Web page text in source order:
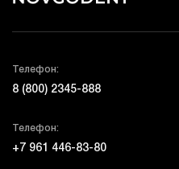
Телефон:
8 (800) 2345-888
Телефон:
+7 961 446-83-80